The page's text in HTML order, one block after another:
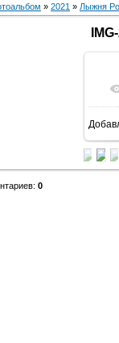
» 2021 » Лыжня
: 0